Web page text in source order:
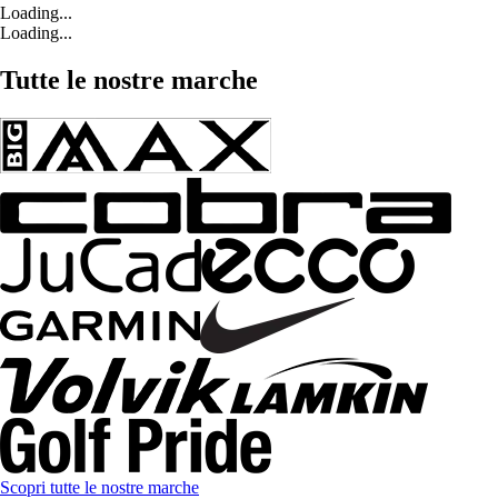
Loading...
Loading...
Tutte le nostre marche
Scopri tutte le nostre marche